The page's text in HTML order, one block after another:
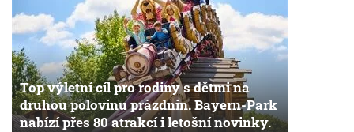
Top výletní cíl pro rodiny s dětmi na
druhou polovinu prázdnin. Bayern-Park
nabízí přes 80 atrakcí i letošní novinky.